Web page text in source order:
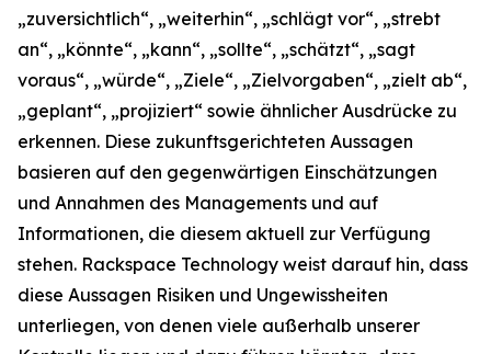
„zuversichtlich“, „weiterhin“, „schlägt vor“, „strebt
an“, „könnte“, „kann“, „sollte“, „schätzt“, „sagt
voraus“, „würde“, „Ziele“, „Zielvorgaben“, „zielt ab“,
„geplant“, „projiziert“ sowie ähnlicher Ausdrücke zu
erkennen. Diese zukunftsgerichteten Aussagen
basieren auf den gegenwärtigen Einschätzungen
und Annahmen des Managements und auf
Informationen, die diesem aktuell zur Verfügung
stehen. Rackspace Technology weist darauf hin, dass
diese Aussagen Risiken und Ungewissheiten
unterliegen, von denen viele außerhalb unserer